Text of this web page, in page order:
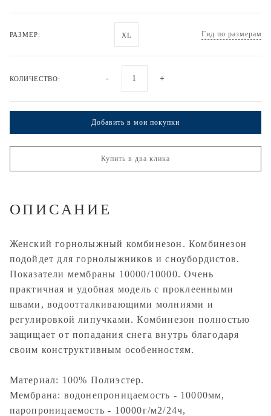
РАЗМЕР: XL Гид по размерам
КОЛИЧЕСТВО: - +
Добавить в мои покупки
Купить в два клика
ОПИСАНИЕ
Женский горнолыжный комбинезон. Комбинезон
подойдет для горнолыжников и сноубордистов.
Показатели мембраны 10000/10000. Очень
практичная и удобная модель с проклеенными
швами, водоотталкивающими молниями и
регулировкой липучками. Комбинезон полностью
защищает от попадания снега внутрь благодаря
своим конструктивным особенностям.
Материал: 100% Полиэстер.
Мембрана: водонепроницаемость - 10000мм,
паропроницаемость - 10000г/м2/24ч,